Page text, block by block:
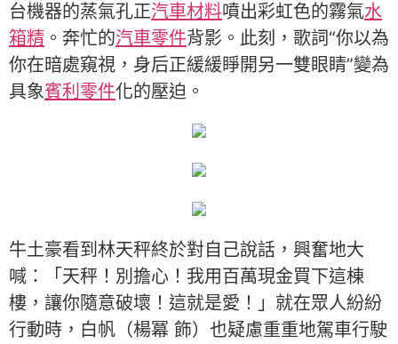
台機器的蒸氣孔正汽車材料噴出彩虹色的霧氣水
箱精 。奔忙的汽車零件背影。此刻，歌詞“你以為
你在暗處窺視，身后正緩緩睜開另一雙眼睛”變為
具象賓利零件化的壓迫。
牛土豪看到林天秤終於對自己說話，興奮地大
喊：「天秤！別擔心！我用百萬現金買下這棟
樓，讓你隨意破壞！這就是愛！」就在眾人紛紛
行動時，白帆（楊冪 飾）也疑慮重重地駕車行駛